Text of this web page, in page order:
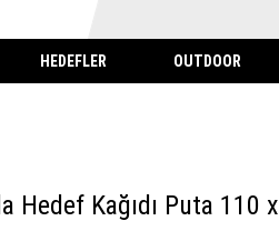
HEDEFLER OUTDOOR
Hedef Kağıdı Puta 110 x